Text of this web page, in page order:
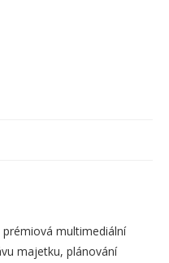
multimediální
majetku, plánování